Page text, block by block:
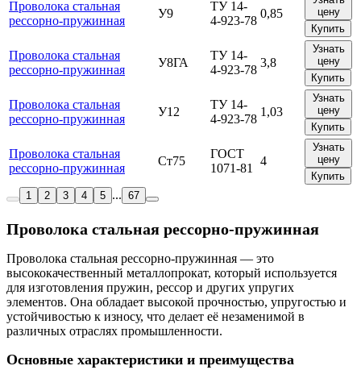
Проволока стальная
рессорно-пружинная
У9
ТУ 14-
4-923-78
0,85
цену
Купить
Проволока стальная
рессорно-пружинная
У8ГА
ТУ 14-
4-923-78
3,8
Узнать
цену
Купить
Проволока стальная
рессорно-пружинная
У12
ТУ 14-
4-923-78
1,03
Узнать
цену
Купить
Проволока стальная
рессорно-пружинная
Ст75
ГОСТ
1071-81
4
Узнать
цену
Купить
1
2 3 4 5 ... 67
Проволока стальная рессорно-пружинная
Проволока стальная рессорно-пружинная — это
высококачественный металлопрокат, который используется
для изготовления пружин, рессор и других упругих
элементов. Она обладает высокой прочностью, упругостью и
устойчивостью к износу, что делает её незаменимой в
различных отраслях промышленности.
Основные характеристики и преимущества